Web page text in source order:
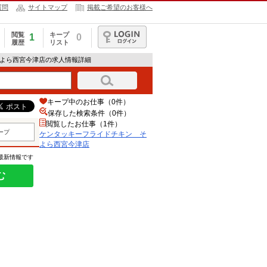
問 サイトマップ 掲載ご希望のお客様へ
閲覧
履歴
1
キープ
リスト
0
ログイン
ら西宮今津店の求人情報詳細
プ
新情報です
キープ中のお仕事（0件）
保存した検索条件（0件）
閲覧したお仕事（1件）
ケンタッキーフライドチキン そ
よら西宮今津店